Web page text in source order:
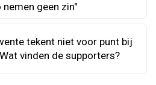
nemen geen zin"
tekent niet voor punt bij
vinden de supporters?